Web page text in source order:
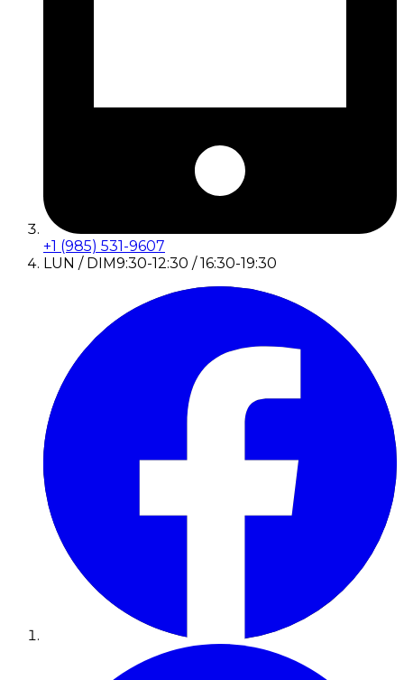
+1 (985) 531-9607
LUN / DIM9:30-12:30 / 16:30-19:30